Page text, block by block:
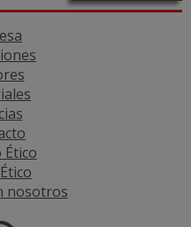
Ético
nosotros